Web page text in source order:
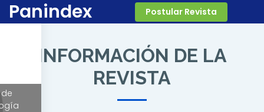
Panindex Postular Revista
INFORMACIÓN DE LA
REVISTA